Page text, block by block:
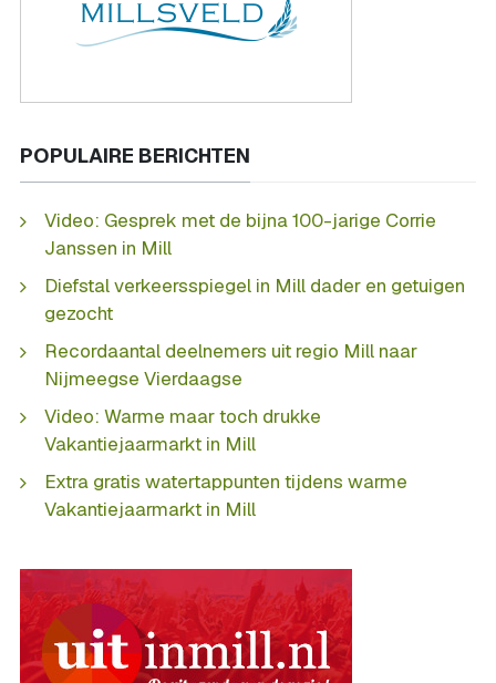
POPULAIRE BERICHTEN
Video: Gesprek met de bijna 100-jarige Corrie
Janssen in Mill
Diefstal verkeersspiegel in Mill dader en getuigen
gezocht
Recordaantal deelnemers uit regio Mill naar
Nijmeegse Vierdaagse
Video: Warme maar toch drukke
Vakantiejaarmarkt in Mill
Extra gratis watertappunten tijdens warme
Vakantiejaarmarkt in Mill